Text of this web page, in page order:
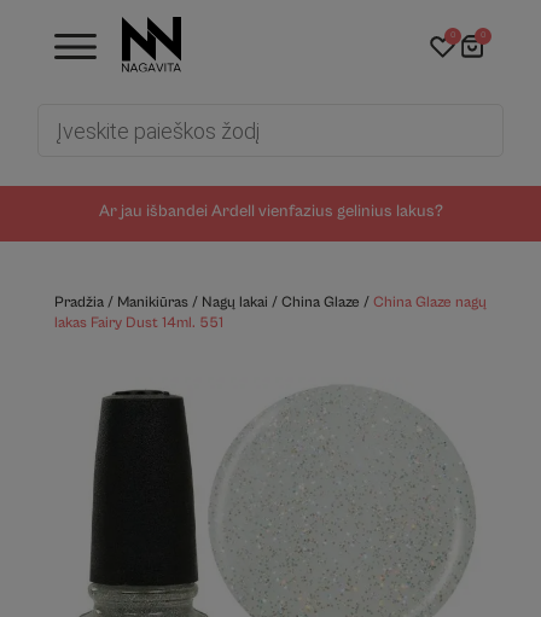
Ar jau išbandei Ardell vienfazius gelinius lakus?
0 0
Pradžia/ Manikiūras/ Nagų lakai / China Glaze / China Glaze nagų
lakas Fairy Dust 14ml. 551